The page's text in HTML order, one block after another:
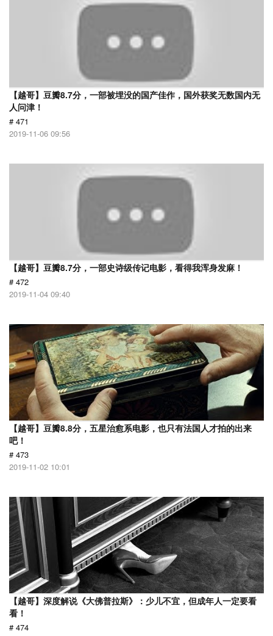
【越哥】豆瓣8.7分，一部被埋没的国产佳作，国外获奖无数国内无
人问津！
# 471
2019-11-06 09:56
【越哥】豆瓣8.7分，一部史诗级传记电影，看得我浑身发麻！
# 472
2019-11-04 09:40
【越哥】豆瓣8.8分，五星治愈系电影，也只有法国人才拍的出来
吧！
# 473
2019-11-02 10:01
【越哥】深度解说《大佛普拉斯》：少儿不宜，但成年人一定要看
看！
# 474